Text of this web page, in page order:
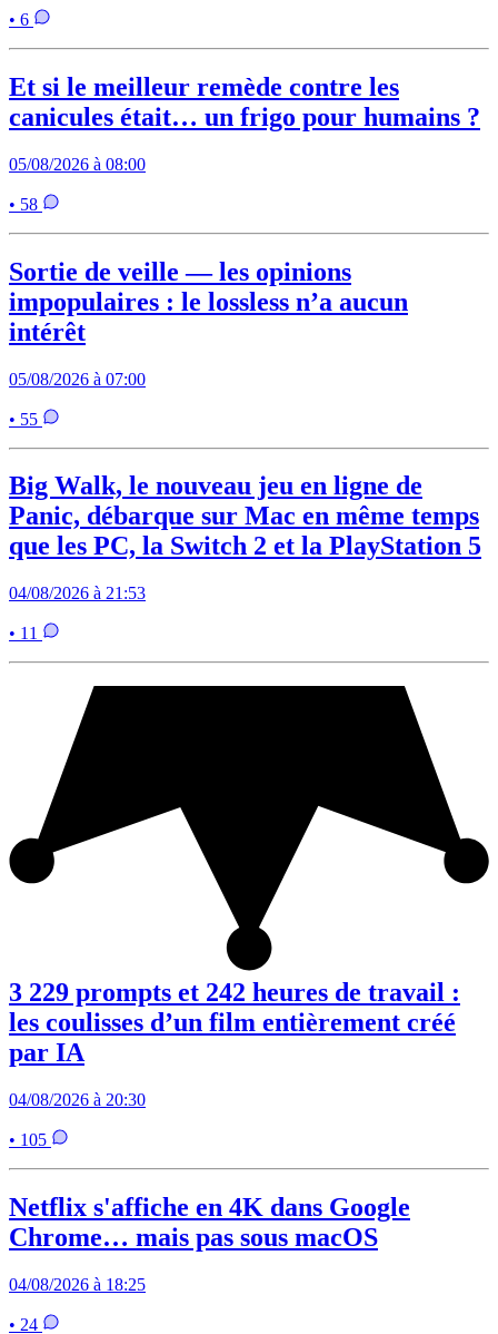
• 6
Et si le meilleur remède contre les
canicules était… un frigo pour humains ?
05/08/2026 à 08:00
• 58
Sortie de veille — les opinions
impopulaires : le lossless n’a aucun
intérêt
05/08/2026 à 07:00
• 55
Big Walk, le nouveau jeu en ligne de
Panic, débarque sur Mac en même temps
que les PC, la Switch 2 et la PlayStation 5
04/08/2026 à 21:53
• 11
3 229 prompts et 242 heures de travail :
les coulisses d’un film entièrement créé
par IA
04/08/2026 à 20:30
• 105
Netflix s'affiche en 4K dans Google
Chrome… mais pas sous macOS
04/08/2026 à 18:25
• 24